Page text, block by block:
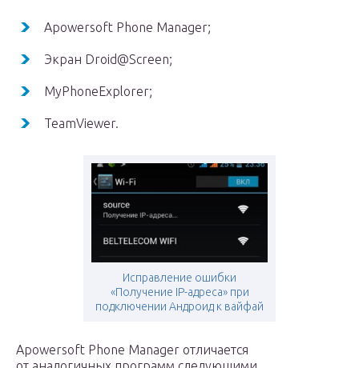
Apowersoft Phone Manager;
Экран Droid@Screen;
MyPhoneExplorer;
TeamViewer.
Исправление ошибки
«Получение IP-адреса» при
подключении Андроид к вайфай
Apowersoft Phone Manager отличается